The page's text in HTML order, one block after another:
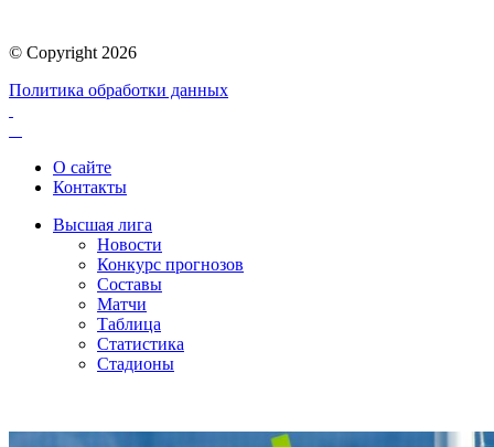
© Copyright 2026
Политика обработки данных
О сайте
Контакты
Высшая лига
Новости
Конкурс прогнозов
Составы
Матчи
Таблица
Статистика
Стадионы